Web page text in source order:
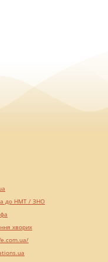
до НМТ / ЗНО
хворих